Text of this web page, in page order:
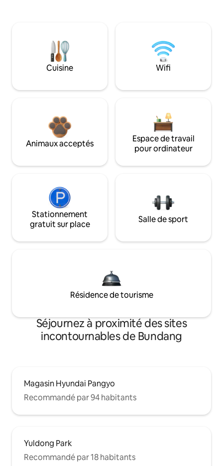
Cuisine Wifi
Animaux acceptés
Espace de travail
pour ordinateur
Stationnement
gratuit sur place
Salle de sport
Résidence de tourisme
Séjournez à proximité des sites
incontournables de Bundang
Magasin Hyundai Pangyo
Recommandé par 94 habitants
Yuldong Park
Recommandé par 18 habitants